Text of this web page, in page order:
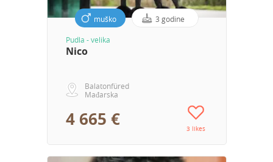
muško 3 godine
Pudla - velika
Nico
Balatonfüred
Mađarska
4 665 € 3 likes